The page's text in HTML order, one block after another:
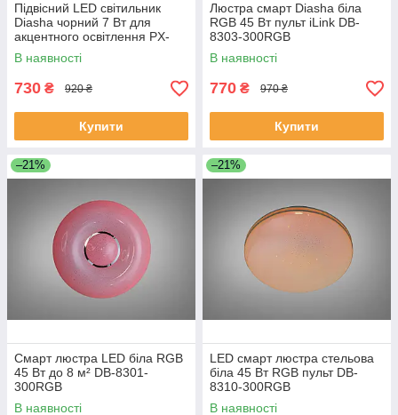
Підвісний LED світильник
Diasha чорний 7 Вт для
акцентного освітлення PX-
3A/300
В наявності
730 ₴ 920 ₴
Купити
Люстра смарт Diasha біла
RGB 45 Вт пульт iLink DB-
8303-300RGB
В наявності
770 ₴ 970 ₴
Купити
–21%
Смарт люстра LED біла RGB
45 Вт до 8 м² DB-8301-
300RGB
В наявності
–21%
LED смарт люстра стельова
біла 45 Вт RGB пульт DB-
8310-300RGB
В наявності